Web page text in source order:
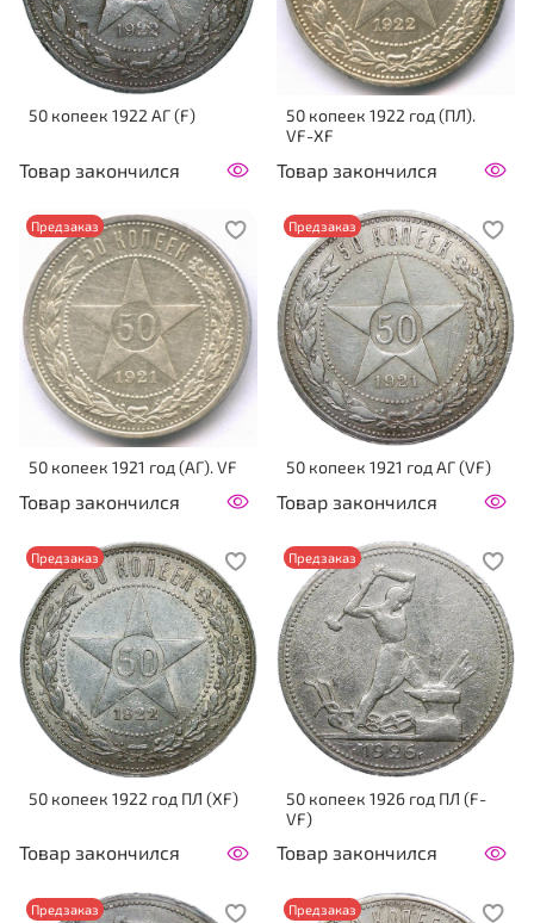
50 копеек 1922 АГ (F)
Товар закончился
50 копеек 1922 год (ПЛ).
VF-XF
Товар закончился
Предзаказ
50 копеек 1921 год (АГ). VF
Товар закончился
Предзаказ
50 копеек 1921 год АГ (VF)
Товар закончился
Предзаказ
50 копеек 1922 год ПЛ (XF)
Товар закончился
Предзаказ
50 копеек 1926 год ПЛ (F-
VF)
Товар закончился
Предзаказ Предзаказ